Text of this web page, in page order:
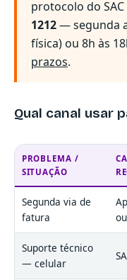
protocolo do
1212— segunda
física) ou 8h às
prazos.
Qual canal usar
PROBLEMA /
SITUAÇÃO
Segunda via de
fatura
Suporte técnico
— celular